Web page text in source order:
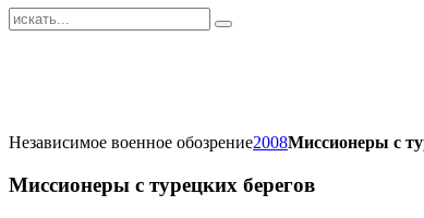
Независимое военное обозрение2008Миссионеры с
Миссионеры с турецких берегов